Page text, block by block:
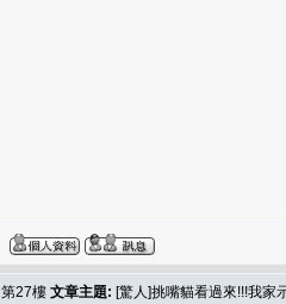
第27樓 文章主題: [驚人]挑嘴貓看過來!!!我家